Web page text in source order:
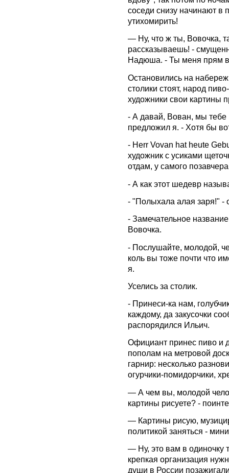
соседи снизу начинают в
утихомирить!
— Ну, что ж ты, Вовочка,
рассказываешь! -
Надюша. - Ты меня прям в
Остановились на
столики стоят, народ
художники свои картины
- А давай, Вован, мы тебе
предложил я. - Хотя бы
- Herr Vovan hat heute
художник с усиками
отдам, у самого
- А как этот шедевр
- "Полыхала алая заря!" -
- Замечательное
Вовочка.
- Послушайте, молодой,
коль вы тоже почти что
я.
Уселись за столик.
- Принеси-ка нам,
каждому, да закусочки
распорядился Ильич.
Официант принес пиво и
пополам на метровой
гарнир: несколько
огурчики-помидорчики,
— А чем вы, молодой
картины рисуете? -
— Картины рисую,
политикой заняться -
— Ну, это вам в одиночку
крепкая организация
души в России